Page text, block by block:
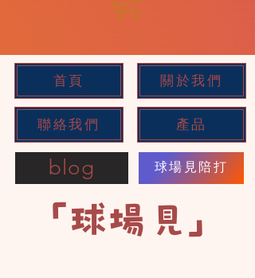
「球場見」
球場見陪打
blog
產品
​聯絡我們
關於我們
首頁